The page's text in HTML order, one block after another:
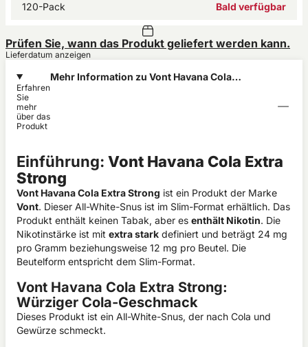
120-Pack Bald verfügbar
Prüfen Sie, wann das Produkt geliefert werden kann.
Lieferdatum anzeigen
Mehr Information zu Vont Havana Cola
Erfahren
Sie
mehr
über das
Produkt
Einführung: Vont Havana Cola Extra
Strong
Vont Havana Cola Extra Strong ist ein Produkt der Marke
Vont. Dieser All-White-Snus ist im Slim-Format erhältlich. Das
Produkt enthält keinen Tabak, aber es enthält Nikotin. Die
Nikotinstärke ist mit extra stark definiert und beträgt 24 mg
pro Gramm beziehungsweise 12 mg pro Beutel. Die
Beutelform entspricht dem Slim-Format.
Vont Havana Cola Extra Strong:
Würziger Cola-Geschmack
Dieses Produkt ist ein All-White-Snus, der nach Cola und
Gewürze schmeckt.